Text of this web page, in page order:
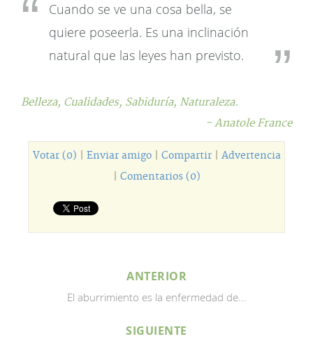
Cuando se ve una cosa bella, se
quiere poseerla. Es una inclinación
natural que las leyes han previsto.
Belleza, Cualidades, Sabiduría, Naturaleza.
- Anatole France
Votar (0) Enviar amigo| Compartir| Advertencia
Comentarios (0)
ANTERIOR
El aburrimiento es la enfermedad de...
SIGUIENTE